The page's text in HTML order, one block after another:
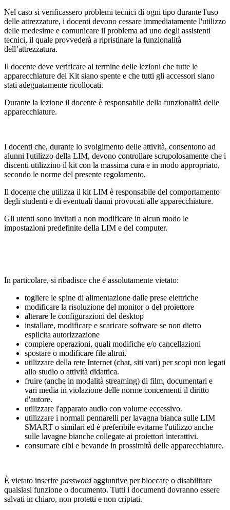
Nel caso si verificassero problemi tecnici di ogni tipo durante l'uso
delle attrezzature, i docenti devono cessare immediatamente l'utilizzo
delle medesime e comunicare il problema ad uno degli assistenti
tecnici, il quale provvederà a ripristinare la funzionalità
dell’attrezzatura.
Il docente deve verificare al termine delle lezioni che tutte le
apparecchiature del Kit siano spente e che tutti gli accessori siano
stati adeguatamente ricollocati.
Durante la lezione il docente è responsabile della funzionalità delle
apparecchiature.
I docenti che, durante lo svolgimento delle attività, consentono ad
alunni l'utilizzo della LIM, devono controllare scrupolosamente che i
discenti utilizzino il kit con la massima cura e in modo appropriato,
secondo le norme del presente regolamento.
Il docente che utilizza il kit LIM è responsabile del comportamento
degli studenti e di eventuali danni provocati alle apparecchiature.
Gli utenti sono invitati a non modificare in alcun modo le
impostazioni predefinite della LIM e del computer.
In particolare, si ribadisce che è assolutamente vietato:
togliere le spine di alimentazione dalle prese elettriche
modificare la risoluzione del monitor o del proiettore
alterare le configurazioni del desktop
installare, modificare e scaricare software se non dietro
esplicita autorizzazione
compiere operazioni, quali modifiche e/o cancellazioni
spostare o modificare file altrui.
utilizzare della rete Internet (chat, siti vari) per scopi non legati
allo studio o attività didattica.
fruire (anche in modalità streaming) di film, documentari e
vari media in violazione delle norme concernenti il diritto
d'autore.
utilizzare l'apparato audio con volume eccessivo.
utilizzare i normali pennarelli per lavagna bianca sulle LIM
SMART o similari ed è preferibile evitarne l'utilizzo anche
sulle lavagne bianche collegate ai proiettori interattivi.
consumare cibi e bevande in prossimità delle apparecchiature.
È vietato inserire password aggiuntive per bloccare o disabilitare
qualsiasi funzione o documento. Tutti i documenti dovranno essere
salvati in chiaro, non protetti e non criptati.